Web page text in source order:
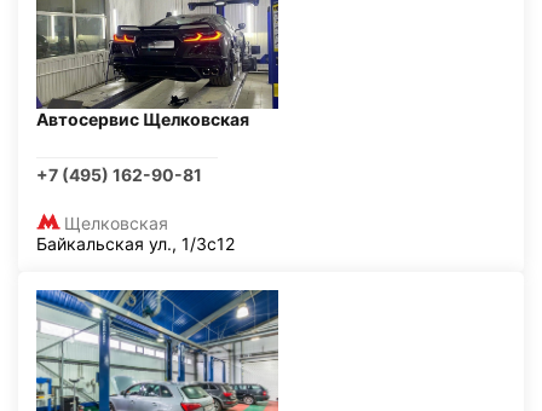
Автосервис Щелковская
+7 (495) 162-90-81
Щелковская
Байкальская ул., 1/3с12